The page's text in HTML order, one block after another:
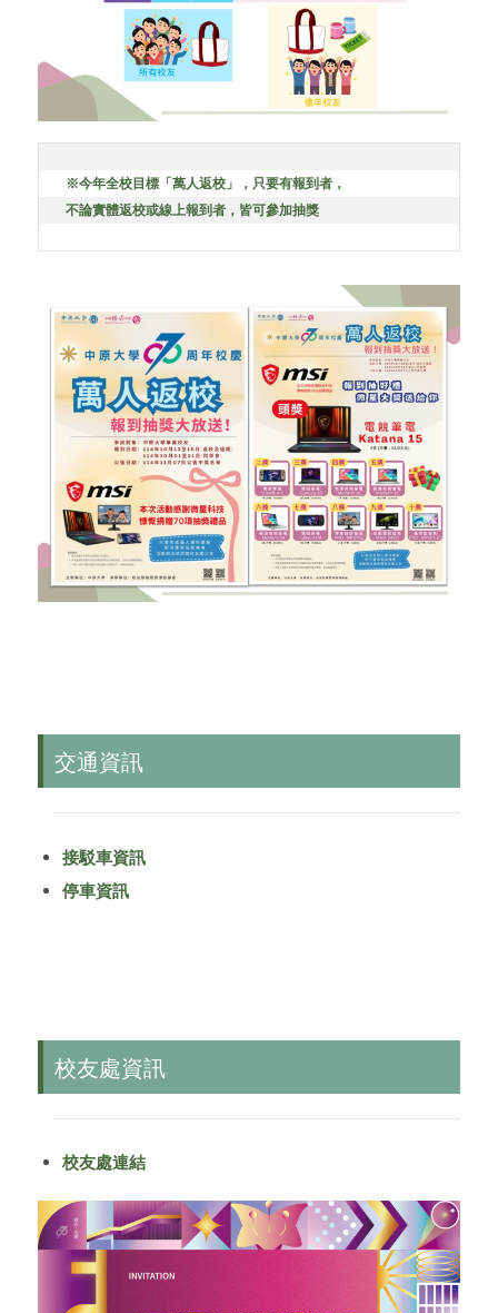
※今年全校目標「萬人返校」，只要有報到者，
不論實體返校或線上報到者，皆可參加抽獎
交通資訊
接駁車資訊
停車資訊
校友處資訊
校友處連結